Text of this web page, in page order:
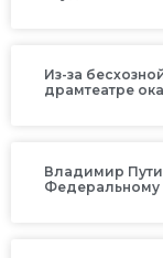
Из-за
драмтеатре
Владимир